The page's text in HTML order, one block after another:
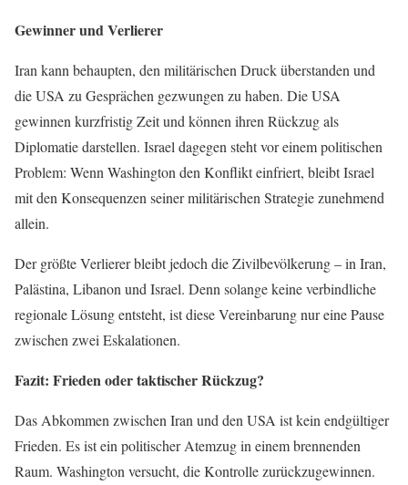
Gewinner und Verlierer
Iran kann behaupten, den militärischen Druck überstanden und
die USA zu Gesprächen gezwungen zu haben. Die USA
gewinnen kurzfristig Zeit und können ihren Rückzug als
Diplomatie darstellen. Israel dagegen steht vor einem politischen
Problem: Wenn Washington den Konflikt einfriert, bleibt Israel
mit den Konsequenzen seiner militärischen Strategie zunehmend
allein.
Der größte Verlierer bleibt jedoch die Zivilbevölkerung – in Iran,
Palästina, Libanon und Israel. Denn solange keine verbindliche
regionale Lösung entsteht, ist diese Vereinbarung nur eine Pause
zwischen zwei Eskalationen.
Fazit: Frieden oder taktischer Rückzug?
Das Abkommen zwischen Iran und den USA ist kein endgültiger
Frieden. Es ist ein politischer Atemzug in einem brennenden
Raum. Washington versucht, die Kontrolle zurückzugewinnen.